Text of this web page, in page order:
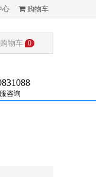
购物车
心
物车 0
咨询